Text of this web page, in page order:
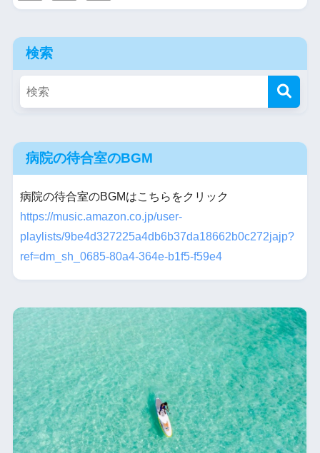
検索
病院の待合室のBGM
病院の待合室のBGMはこちらをクリック
https://music.amazon.co.jp/user-
playlists/9be4d327225a4db6b37da18662b0c272jajp?
ref=dm_sh_0685-80a4-364e-b1f5-f59e4